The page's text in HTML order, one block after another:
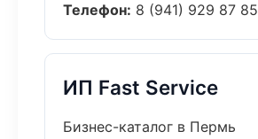
Телефон: 8 (941) 929 87 85
ИП Fast Service
Бизнес-каталог в Пермь